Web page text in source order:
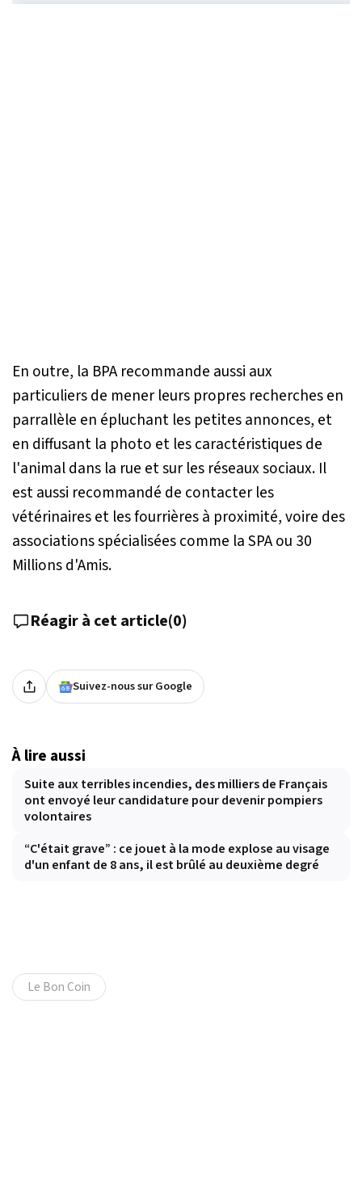
En outre, la BPA recommande aussi aux
particuliers de mener leurs propres recherches en
parrallèle en épluchant les petites annonces, et
en diffusant la photo et les caractéristiques de
l'animal dans la rue et sur les réseaux sociaux. Il
est aussi recommandé de contacter les
vétérinaires et les fourrières à proximité, voire des
associations spécialisées comme la SPA ou 30
Millions d'Amis.
Réagir à cet article(0)
Suivez-nous sur Google
À lire aussi
Suite aux terribles incendies, des milliers de Français
ont envoyé leur candidature pour devenir pompiers
volontaires
“C'était grave” : ce jouet à la mode explose au visage
d'un enfant de 8 ans, il est brûlé au deuxième degré
Le Bon Coin